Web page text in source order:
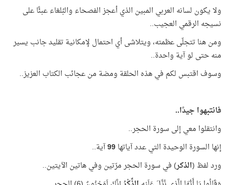
ولا يكون لسانه العربي المبين الذي أعجز الفصحاء والبُلغاء عبئًا على
نسيجه الرقمي العجيب..
ومن هنا تتجلّى عظمته، ويتلاشى أي احتمال لإمكانية تقليد جانب يسير
منه حتى لو آية واحدة..
وسوف اقتبس لكم في هذه الحلقة ومضة من عجائب الكتاب العزيز..
فانتبهوا جيدًا..
وانتقلوا معي إلى سورة الحجر..
إنها السورة الوحيدة التي عدد آياتها99آية..
ورد لفظ (الذكر) في سورة الحجر مرّتين وفي هاتين الآيتين..